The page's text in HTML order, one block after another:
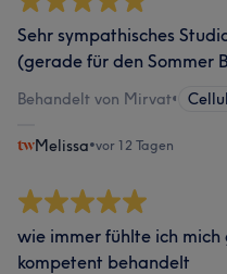
Sehr sympathisches
(gerade für den Sommer
Behandelt von Mirvat•
Melissa•vor 12 Tagen
wie immer fühlte ich
kompetent behandelt